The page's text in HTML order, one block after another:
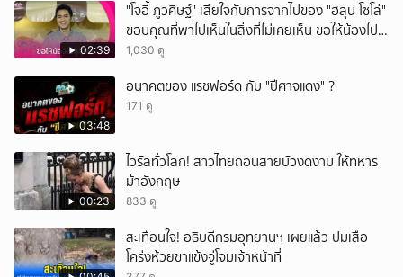
02:39
"โจอี้ ภูวศิษฐ์" เสียใจกับการจากไปของ "ฮลุน โซโล่"
ขอบคุณที่พาไปเห็นในสิ่งที่ไม่เคยเห็น ขอให้น้องไปสู่
สุคติ
1,030 ดู
03:48
อนาคตของ แรชฟอร์ด กับ "ปีศาจแดง" ?
171 ดู
00:23
ไวรัลทั่วโลก! สาวไทยถอนสายบัวงดงาม ให้ทหาร
ม้าอังกฤษ
833 ดู
สะเทือนใจ! อธิบดีกรมอุทยานฯ เผยแล้ว ปมเสือ
โคร่งห้วยขาแข้งจู่โจมเจ้าหน้าที่